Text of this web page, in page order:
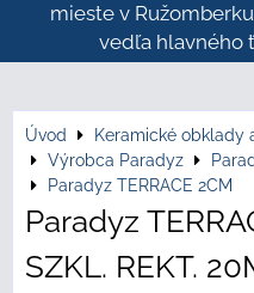
mieste v
vedľa hlavného
Úvod Keramické obklady
Výrobca Paradyz
Paradyz TERRACE 2CM
Paradyz
SZKL. REKT.